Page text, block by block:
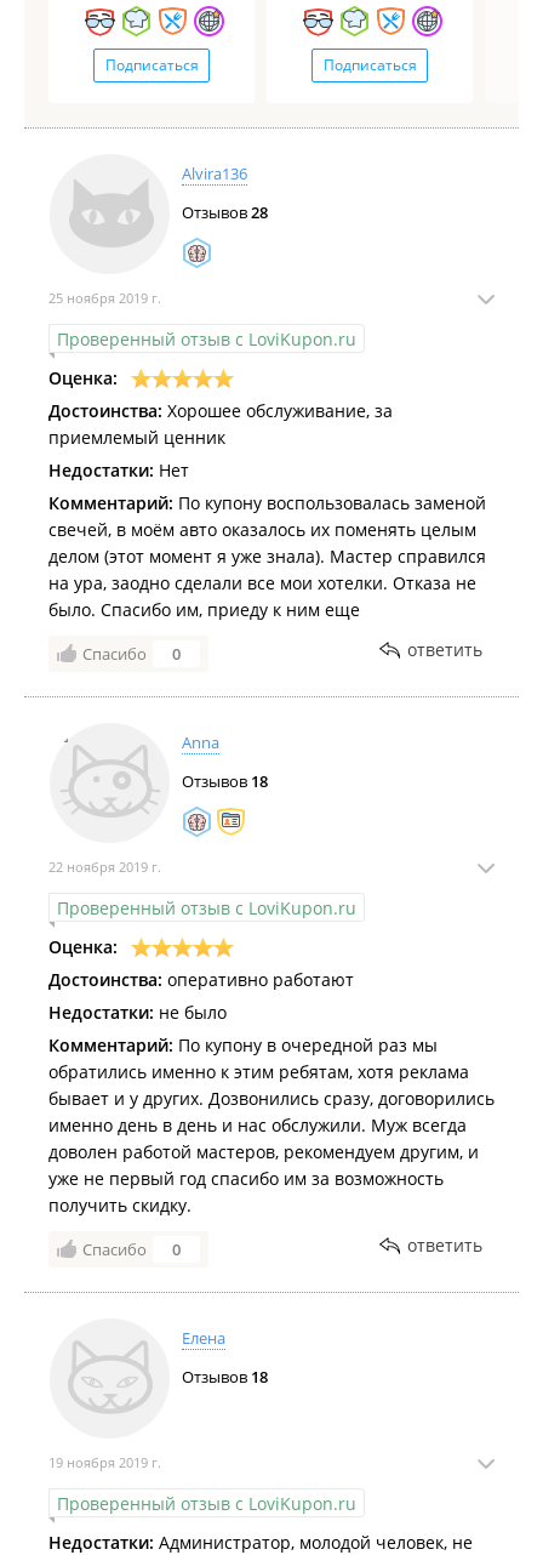
Подписаться Подписаться
Alvira136
Отзывов28
25 ноября 2019 г.
Проверенный отзыв с LoviKupon.ru
Оценка:
Достоинства: Хорошее обслуживание, за
приемлемый ценник
Недостатки: Нет
Комментарий: По купону воспользовалась заменой
свечей, в моём авто оказалось их поменять целым
делом (этот момент я уже знала). Мастер справился
на ура, заодно сделали все мои хотелки. Отказа не
было. Спасибо им, приеду к ним еще
Спасибо 0 ответить
Annа
Отзывов 18
22 ноября 2019 г.
Проверенный отзыв с LoviKupon.ru
Оценка:
Достоинства: оперативно работают
Недостатки: не было
Комментарий: По купону в очередной раз мы
обратились именно к этим ребятам, хотя реклама
бывает и у других. Дозвонились сразу, договорились
именно день в день и нас обслужили. Муж всегда
доволен работой мастеров, рекомендуем другим, и
уже не первый год спасибо им за возможность
получить скидку.
Спасибо 0 ответить
Елена
Отзывов 18
19 ноября 2019 г.
Проверенный отзыв с LoviKupon.ru
Недостатки: Администратор, молодой человек, не